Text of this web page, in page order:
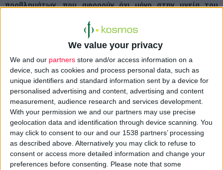
We value your privacy
We and our partners store and/or access information on a
device, such as cookies and process personal data, such as
unique identifiers and standard information sent by a device for
personalised advertising and content, advertising and content
measurement, audience research and services development.
With your permission we and our partners may use precise
geolocation data and identification through device scanning. You
may click to consent to our and our 1538 partners’ processing
as described above. Alternatively you may click to refuse to
consent or access more detailed information and change your
preferences before consenting. Please note that some
προβλημάτων, που αφορούν όχι µόνο στην υγεία του
του που επιβαρύνεται µε τη δαπάνη για την
αποκατάσταση της υγείας του.